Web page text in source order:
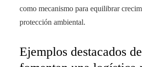
como mecanismo para equilibrar
protección ambiental.
Ejemplos destacados